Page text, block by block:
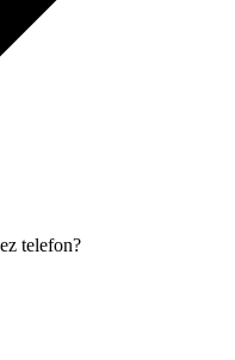
telefon?